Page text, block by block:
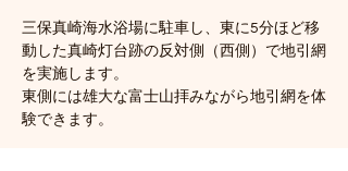
三保真崎海水浴場に駐車し、東に5分ほど移
動した真崎灯台跡の反対側（西側）で地引網
を実施します。
東側には雄大な富士山拝みながら地引網を体
験できます。